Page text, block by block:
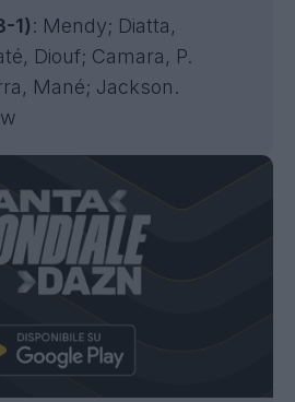
1): Mendy; Diatta,
Diouf; Camara, P.
Mané; Jackson.